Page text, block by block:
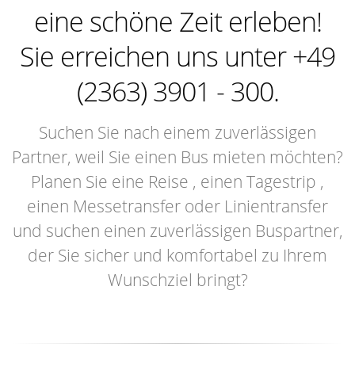
eine schöne Zeit erleben!
Sie erreichen uns unter +49
(2363) 3901 - 300.
Suchen Sie nach einem zuverlässigen
Partner, weil Sie einen Bus mieten möchten?
Planen Sie eine Reise , einen Tagestrip ,
einen Messetransfer oder Linientransfer
und suchen einen zuverlässigen Buspartner,
der Sie sicher und komfortabel zu Ihrem
Wunschziel bringt?